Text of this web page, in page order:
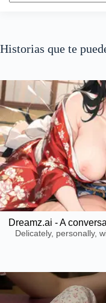
Historias que te
Dreamz.ai - A
Delicately, personally,